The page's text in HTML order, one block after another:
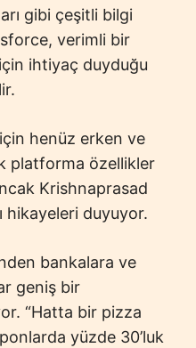
gibi çeşitli bilgi
verimli bir
ihtiyaç duyduğu
henüz erken ve
platforma özellikler
Krishnaprasad
hikayeleri duyuyor.
bankalara ve
geniş bir
“Hatta bir pizza
yüzde 30’luk